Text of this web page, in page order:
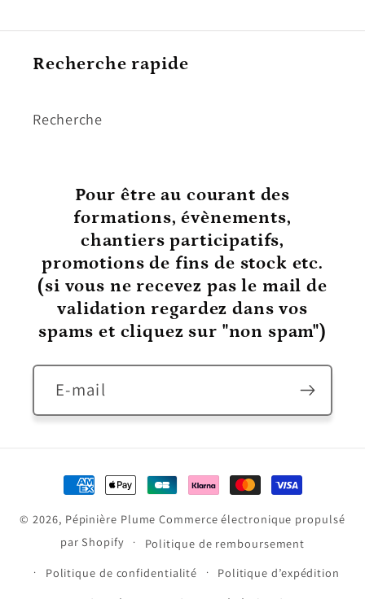
Recherche rapide
Recherche
Pour être au courant des
formations, évènements,
chantiers participatifs,
promotions de fins de stock etc.
(si vous ne recevez pas le mail de
validation regardez dans vos
spams et cliquez sur "non spam")
E-mail
Moyens
de
paiement
© 2026, Pépinière Plume Commerce électronique propulsé
par Shopify
Politique de remboursement
Politique de confidentialité
Politique d’expédition